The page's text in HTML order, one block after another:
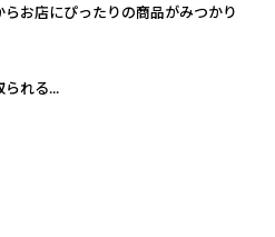
らお店にぴったりの商品がみつかり
れる...